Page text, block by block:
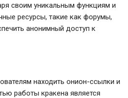
своим уникальным функциям и
ресурсы, такие как форумы,
анонимный доступ к
находить онион-ссылки и
работы кракена является